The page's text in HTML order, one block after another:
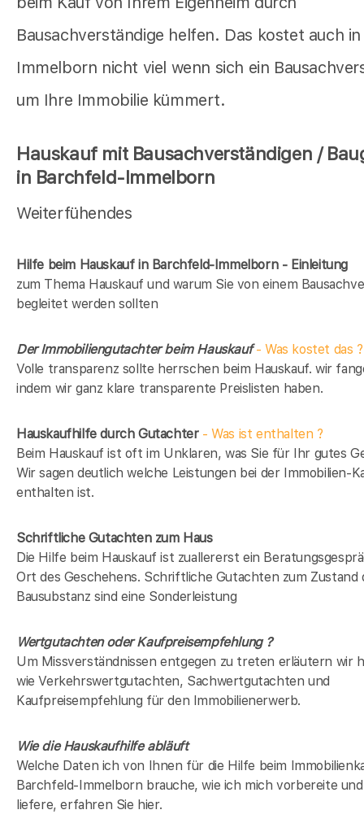
Bausachverständige helfen. Das kostet auch
Immelborn nicht viel wenn sich ein
um Ihre Immobilie kümmert.
Hauskauf mit Bausachverständigen /
in Barchfeld-Immelborn
Weiterfühendes
Hilfe beim Hauskauf in Barchfeld-Immelborn - Einleitung
zum Thema Hauskauf und warum Sie von einem
begleitet werden sollten
Der Immobiliengutachter beim Hauskauf- Was kostet das ?
Volle transparenz sollte herrschen beim Hauskauf. wir
indem wir ganz klare transparente Preislisten haben.
Hauskaufhilfe durch Gutachter- Was ist enthalten ?
Beim Hauskauf ist oft im Unklaren, was Sie für Ihr gutes
Wir sagen deutlich welche Leistungen bei der Immobilien-
enthalten ist.
Schriftliche Gutachten zum Haus
Die Hilfe beim Hauskauf ist zuallererst ein
Ort des Geschehens. Schriftliche Gutachten zum Zustand
Bausubstanz sind eine Sonderleistung
Wertgutachten oder Kaufpreisempfehlung ?
Um Missverständnissen entgegen zu treten erläutern wir
wie Verkehrswertgutachten, Sachwertgutachten und
Kaufpreisempfehlung für den Immobilienerwerb.
Wie die Hauskaufhilfe abläuft
Welche Daten ich von Ihnen für die Hilfe beim
Barchfeld-Immelborn brauche, wie ich mich vorbereite
liefere, erfahren Sie hier.